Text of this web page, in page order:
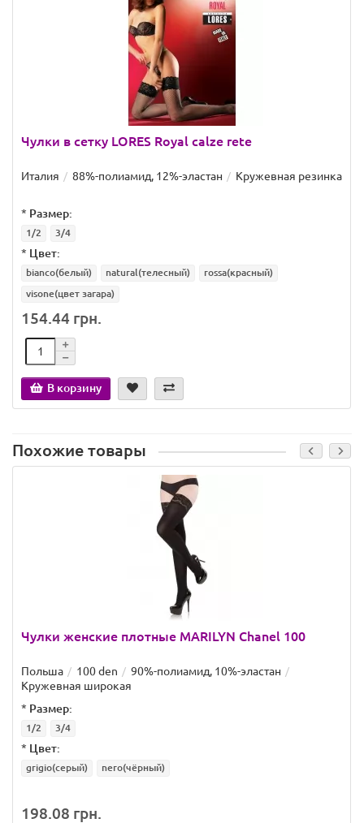
Чулки в сетку LORES Royal calze rete
Италия 88%-полиамид, 12%-эластан Кружевная резинка
* Размер:
1/2 3/4
* Цвет:
bianco(белый) natural(телесный)
rossa(красный)
visone(цвет загара)
154.44 грн.
В корзину
Похожие товары
Чулки женские плотные MARILYN Chanel 100
Польша 100 den
90%-полиамид, 10%-эластан
Кружевная широкая
* Размер:
1/2 3/4
* Цвет:
grigio(серый) nero(чёрный)
198.08 грн.